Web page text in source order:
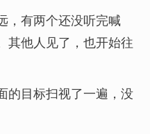
，有两个还没听完喊
其他人见了，也开始往
的目标扫视了一遍，没